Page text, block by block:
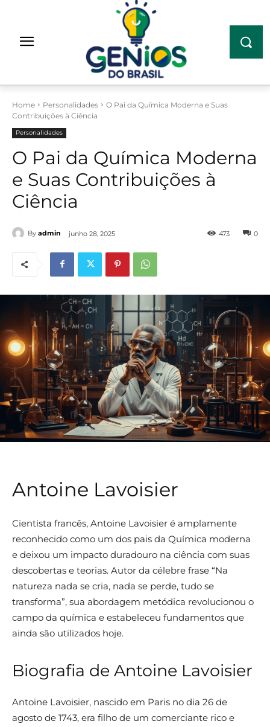
Home Personalidades
O Pai da Química Moderna e Suas
Contribuições à Ciência
Personalidades
O Pai da Química Moderna
e Suas Contribuições à
Ciência
By admin junho 28, 2025 0
473
Antoine Lavoisier
Cientista francês, Antoine Lavoisier é amplamente
reconhecido como um dos pais da Química moderna
e deixou um impacto duradouro na ciência com suas
descobertas e teorias. Autor da célebre frase “Na
natureza nada se cria, nada se perde, tudo se
transforma”, sua abordagem metódica revolucionou o
campo da química e estabeleceu fundamentos que
ainda são utilizados hoje.
Biografia de Antoine Lavoisier
Antoine Lavoisier, nascido em Paris no dia 26 de
agosto de 1743, era filho de um comerciante rico e